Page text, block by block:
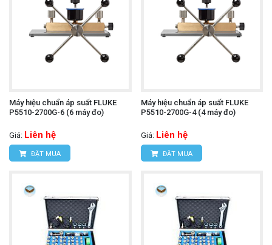
Máy hiệu chuẩn áp suất FLUKE
P5510-2700G-6 (6 máy đo)
Giá: Liên hệ
ĐẶT MUA
Máy hiệu chuẩn áp suất FLUKE
P5510-2700G-4 (4 máy đo)
Giá: Liên hệ
ĐẶT MUA